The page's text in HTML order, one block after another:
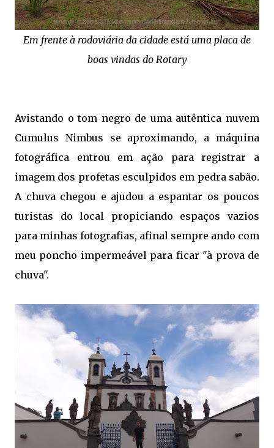
Em frente à rodoviária da cidade está uma placa de
boas vindas do Rotary
Avistando o tom negro de uma autêntica nuvem
Cumulus Nimbus se aproximando, a máquina
fotográfica entrou em ação para registrar a
imagem dos profetas esculpidos em pedra sabão.
A chuva chegou e ajudou a espantar os poucos
turistas do local propiciando espaços vazios
para minhas fotografias, afinal sempre ando com
meu poncho impermeável para ficar "à prova de
chuva".